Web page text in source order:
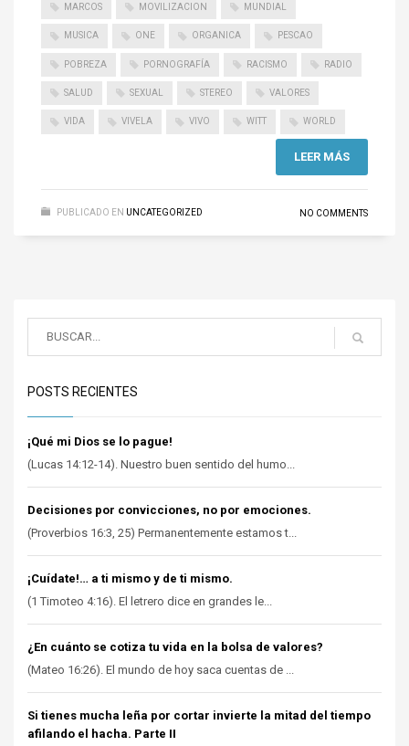
MARCOS MOVILIZACION MUNDIAL
MUSICA ONE ORGANICA PESCAO
POBREZA PORNOGRAFÍA RACISMO RADIO
SALUD SEXUAL STEREO VALORES
VIDA VIVELA VIVO WITT WORLD
LEER MÁS
PUBLICADO EN UNCATEGORIZED NO COMMENTS
POSTS RECIENTES
¡Qué mi Dios se lo pague!
(Lucas 14:12-14). Nuestro buen sentido del humo...
Decisiones por convicciones, no por emociones.
(Proverbios 16:3, 25) Permanentemente estamos t...
¡Cuídate!… a ti mismo y de ti mismo.
(1 Timoteo 4:16). El letrero dice en grandes le...
¿En cuánto se cotiza tu vida en la bolsa de valores?
(Mateo 16:26). El mundo de hoy saca cuentas de ...
Si tienes mucha leña por cortar invierte la mitad del tiempo
afilando el hacha. Parte II